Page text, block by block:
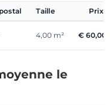
Taille Prix/
4,00 m² € 60,00
le